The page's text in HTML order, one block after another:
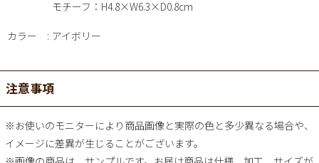
モチーフ：H4.8×W6.3×D0.8cm
カラー アイボリー
注意事項
※お使いのモニターにより商品画像と実際の色と多少異なる場合や、
イメージに差異が生じることがございます。